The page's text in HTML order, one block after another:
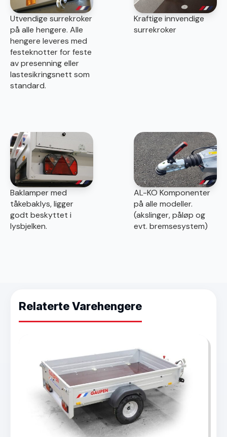
Utvendige surrekroker
på alle hengere. Alle
hengere leveres med
festeknotter for feste
av presenning eller
lastesikringsnett som
standard.
Kraftige innvendige
surrekroker
Baklamper med
tåkebaklys, ligger
godt beskyttet i
lysbjelken.
AL-KO Komponenter
på alle modeller.
(akslinger, påløp og
evt. bremsesystem)
Relaterte Varehengere